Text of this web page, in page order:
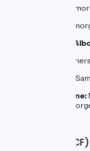
Saint-Rambert-
Tournon-sur-Rhône:
Jaurès –
Bahnhöfe